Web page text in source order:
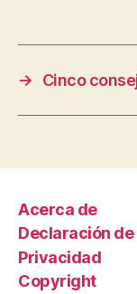
→ Cinco
Acerca de
Declaración de
Privacidad
Copyright